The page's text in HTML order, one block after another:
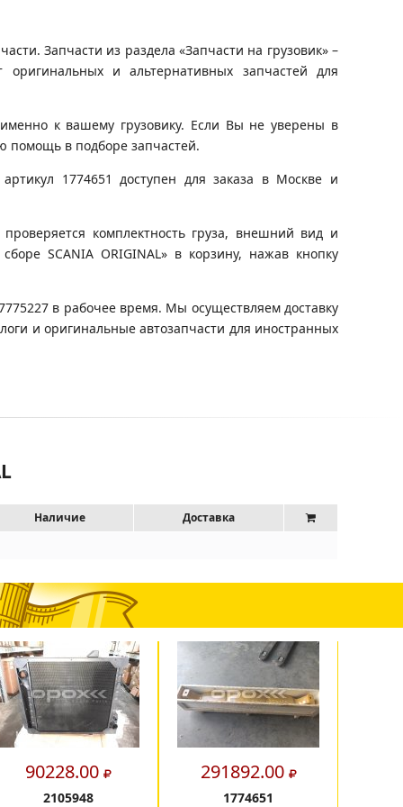
Запчасти из раздела «Запчасти на грузовик» –
и альтернативных запчастей для
к вашему грузовику. Если Вы не уверены в
помощь в подборе запчастей.
1774651 доступен для заказа в Москве и
комплектность груза, внешний вид и
SCANIA ORIGINAL» в корзину, нажав кнопку
в рабочее время. Мы осуществляем доставку
и оригинальные автозапчасти для иностранных
Наличие
Доставка
90228.00
2105948
291892.00
1774651